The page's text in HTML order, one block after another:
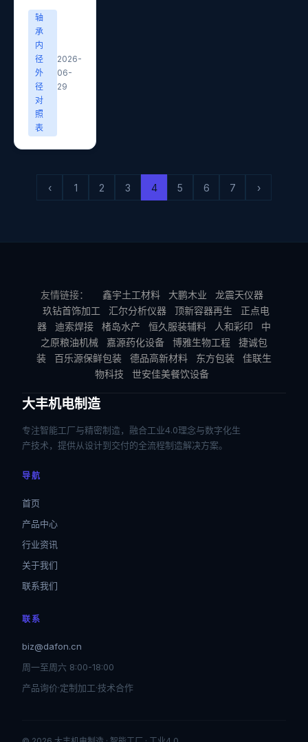
轴
承
内
径
外
径
对
照
表
2026-
06-
29
‹ 1 2 3 4 5 6 7 ›
友情链接： 鑫宇土工材料 大鹏木业
龙震天仪器
玖钻首饰加工
汇尔分析仪器 顶新容器再生
正点电
器
迪索焊接 楮岛水产 恒久服装辅料 人和彩印
中
之原粮油机械
嘉源药化设备 博雅生物工程
捷诚包
装
百乐源保鲜包装 德品高新材料 东方包装
佳联生
物科技
世安佳美餐饮设备
大丰机电制造
专注智能工厂与精密制造，融合工业4.0理念与数字化生
产技术，提供从设计到交付的全流程制造解决方案。
导航
首页
产品中心
行业资讯
关于我们
联系我们
联系
biz@dafon.cn
周一至周六 8:00-18:00
产品询价·定制加工·技术合作